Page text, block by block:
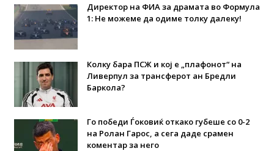
Директор на ФИА за драмата во Формула
1: Не можеме да одиме толку далеку!
Колку бара ПСЖ и кој е „плафонот“ на
Ливерпул за трансферот ан Бредли
Баркола?
Го победи Ѓоковиќ откако губеше со 0-2
на Ролан Гарос, а сега даде срамен
коментар за него